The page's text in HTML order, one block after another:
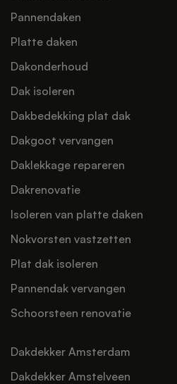
Pannendaken
Platte daken
Dakonderhoud
Dak isoleren
Dakbedekking plat dak
Dakgoot vervangen
Daklekkage repareren
Dakrenovatie
Isoleren van platte daken
Nokvorsten vastzetten
Plat dak isoleren
Pannendak vervangen
Schoorsteen renovatie
Dakdekker Amsterdam
Dakdekker Amstelveen